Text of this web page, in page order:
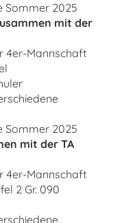
Sommer 2025
mit der
4er-Mannschaft
Sommer 2025
mit der TA
4er-Mannschaft
2 Gr. 090